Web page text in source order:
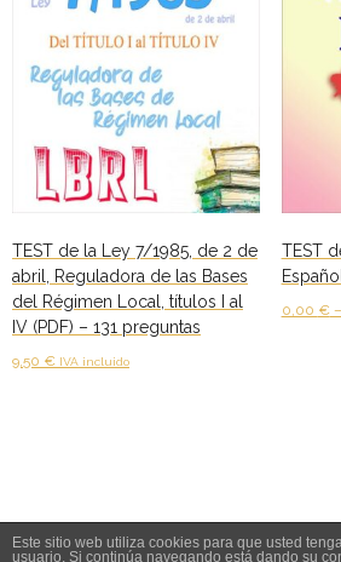
TEST de la Ley 7/1985, de 2 de
abril, Reguladora de las Bases
del Régimen Local, títulos I al
IV (PDF) – 131 preguntas
9,50 € IVA incluido
TEST
0,00 €–
Este sitio web utiliza cookies para que usted
usuario. Si continúa navegando está dando su